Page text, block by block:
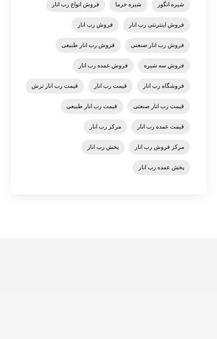
شیره انگور شیره خرما فروش انواع رب انار
فروش اینترنتی رب انار فروش رب انار
فروش رب انار صنعتی فروش رب انار طبیعی
فروش سه شیره فروش عمده رب انار
فروشگاه رب انار قیمت رب انار قیمت رب انار ترش
قیمت رب انار صنعتی قیمت رب انار طبیعی
قیمت عمده رب انار مرکز رب انار
مرکز فروش رب انار پخش رب انار
پخش عمده رب انار